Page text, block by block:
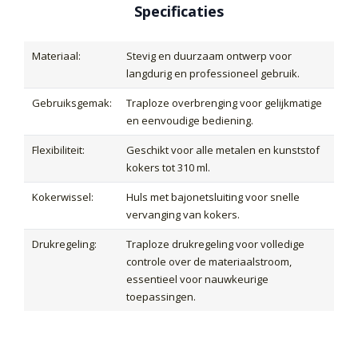
Specificaties
Materiaal:
Stevig en duurzaam ontwerp voor
langdurig en professioneel gebruik.
Gebruiksgemak:
Traploze overbrenging voor gelijkmatige
en eenvoudige bediening.
Flexibiliteit:
Geschikt voor alle metalen en kunststof
kokers tot 310 ml.
Kokerwissel:
Huls met bajonetsluiting voor snelle
vervanging van kokers.
Drukregeling:
Traploze drukregeling voor volledige
controle over de materiaalstroom,
essentieel voor nauwkeurige
toepassingen.